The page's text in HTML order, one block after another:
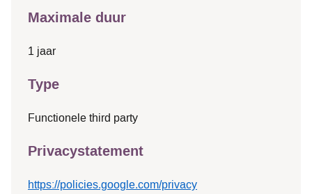
Maximale duur
1 jaar
Type
Functionele third party
Privacystatement
https://policies.google.com/privacy